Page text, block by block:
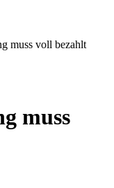
muss voll bezahlt
muss